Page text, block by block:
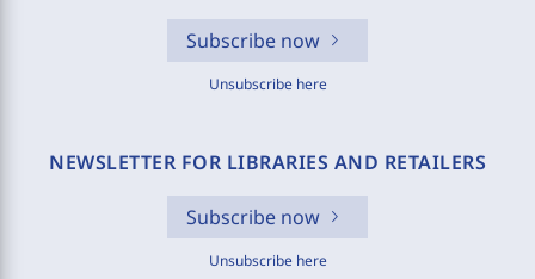
Subscribe now
Unsubscribe here
NEWSLETTER FOR LIBRARIES AND RETAILERS
Subscribe now
Unsubscribe here